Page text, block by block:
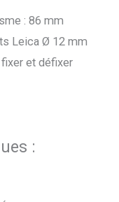
: 86 mm
LeicaØ 12 mm
et défixer
: